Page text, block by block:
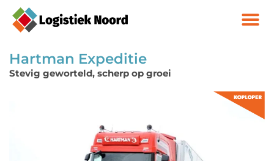
Hartman Expeditie
Stevig geworteld, scherp op groei